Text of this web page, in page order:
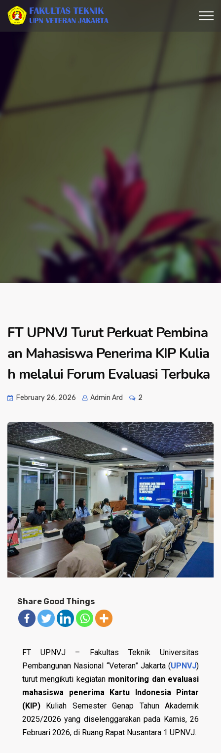
FT UPNVJ Turut Perkuat Pembina
an Mahasiswa Penerima KIP Kulia
h melalui Forum Evaluasi Terbuka
February 26, 2026 Admin Ard 2
Share Good Things
FT UPNVJ – Fakultas Teknik Universitas
Pembangunan Nasional “Veteran” Jakarta (UPNVJ)
turut mengikuti kegiatan monitoring dan evaluasi
mahasiswa penerima Kartu Indonesia Pintar
(KIP) Kuliah Semester Genap Tahun Akademik
2025/2026 yang diselenggarakan pada Kamis, 26
Februari 2026, di Ruang Rapat Nusantara 1 UPNVJ.